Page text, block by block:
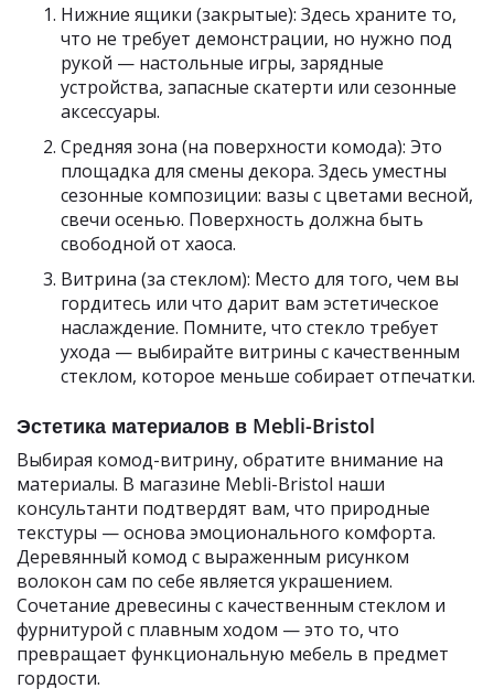
Нижние ящики (закрытые): Здесь храните то,
что не требует демонстрации, но нужно под
рукой — настольные игры, зарядные
устройства, запасные скатерти или сезонные
аксессуары.
Средняя зона (на поверхности комода): Это
площадка для смены декора. Здесь уместны
сезонные композиции: вазы с цветами весной,
свечи осенью. Поверхность должна быть
свободной от хаоса.
Витрина (за стеклом): Место для того, чем вы
гордитесь или что дарит вам эстетическое
наслаждение. Помните, что стекло требует
ухода — выбирайте витрины с качественным
стеклом, которое меньше собирает отпечатки.
Эстетика материалов в Mebli-Bristol
Выбирая комод-витрину, обратите внимание на
материалы. В магазине Mebli-Bristol наши
консультанти подтвердят вам, что природные
текстуры — основа эмоционального комфорта.
Деревянный комод с выраженным рисунком
волокон сам по себе является украшением.
Сочетание древесины с качественным стеклом и
фурнитурой с плавным ходом — это то, что
превращает функциональную мебель в предмет
гордости.